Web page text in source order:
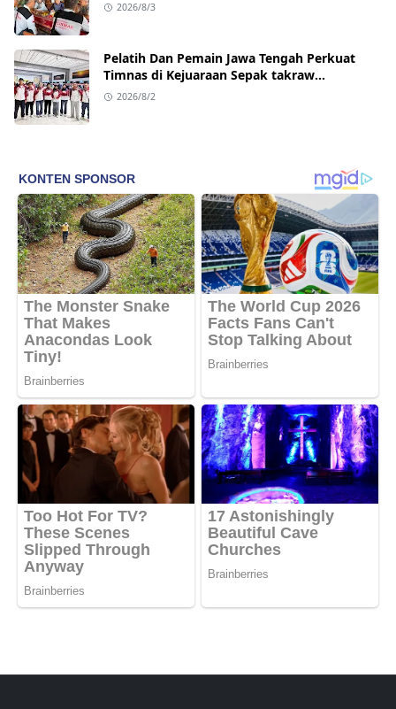
2026/8/3
Pelatih Dan Pemain Jawa Tengah Perkuat
Timnas di Kejuaraan Sepak takraw
Internasional
2026/8/2